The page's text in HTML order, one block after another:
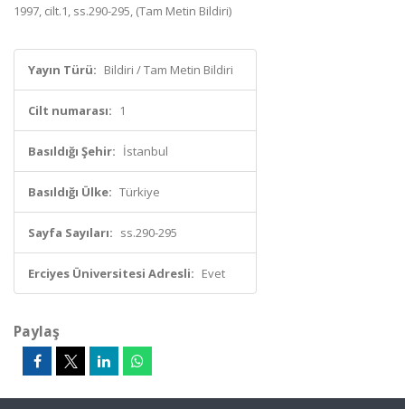
1997, cilt.1, ss.290-295, (Tam Metin Bildiri)
Yayın Türü: Bildiri / Tam Metin Bildiri
Cilt numarası: 1
Basıldığı Şehir: İstanbul
Basıldığı Ülke: Türkiye
Sayfa Sayıları: ss.290-295
Erciyes Üniversitesi Adresli: Evet
Paylaş